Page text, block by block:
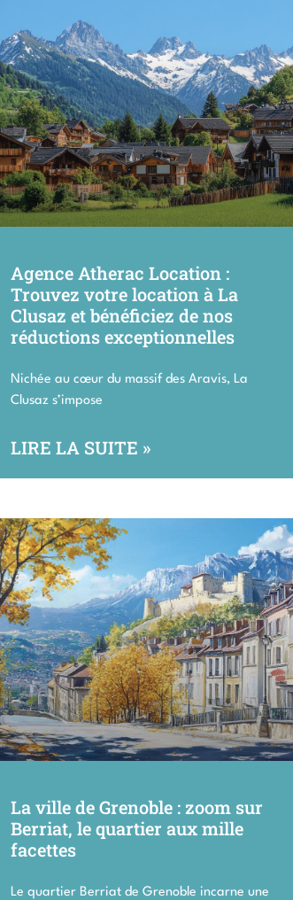
Agence Atherac Location :
Trouvez votre location à La
Clusaz et bénéficiez de nos
réductions exceptionnelles
Nichée au cœur du massif des Aravis, La
Clusaz s’impose
LIRE LA SUITE »
La ville de Grenoble : zoom sur
Berriat, le quartier aux mille
facettes
Le quartier Berriat de Grenoble incarne une